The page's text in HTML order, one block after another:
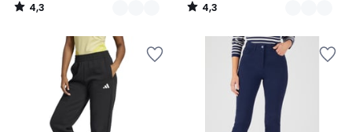
4,3
/
4,3
/